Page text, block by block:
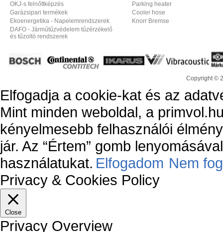
OKJ-s felnőttképzés
Garázsipari termékek
Ekoenergetika - Napelemrendszerek
DAFO - Járműtűzvédelem tűzérzékelő
és tűzoltó rendszerek
Parking heater
Cooler hose
Knorr Bremse
Copyright ©
Elfogadja a cookie-kat és az
Mint minden weboldal, a
kényelmesebb felhasználói
jár. Az “Értem” gomb
használatukat. Elfogadom Nem
Privacy & Cookies Policy
Close
Privacy Overview